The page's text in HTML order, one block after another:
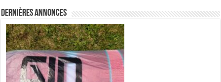
Dernières annonces